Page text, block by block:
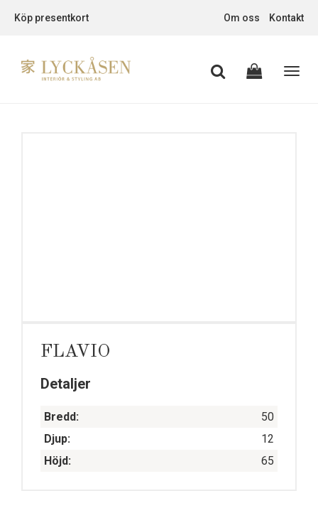
Köp presentkort Om oss Kontakt
FLAVIO
Detaljer
Bredd:
50
Djup:
12
Höjd:
65